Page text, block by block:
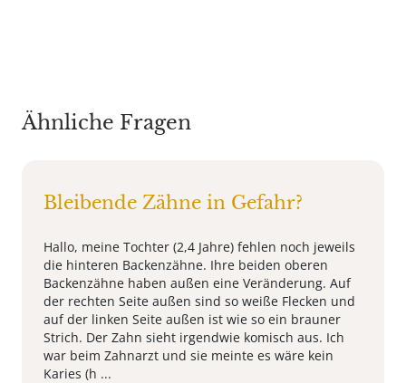
Ähnliche Fragen
Bleibende Zähne in Gefahr?
Hallo, meine Tochter (2,4 Jahre) fehlen noch jeweils
die hinteren Backenzähne. Ihre beiden oberen
Backenzähne haben außen eine Veränderung. Auf
der rechten Seite außen sind so weiße Flecken und
auf der linken Seite außen ist wie so ein brauner
Strich. Der Zahn sieht irgendwie komisch aus. Ich
war beim Zahnarzt und sie meinte es wäre kein
Karies (h ...